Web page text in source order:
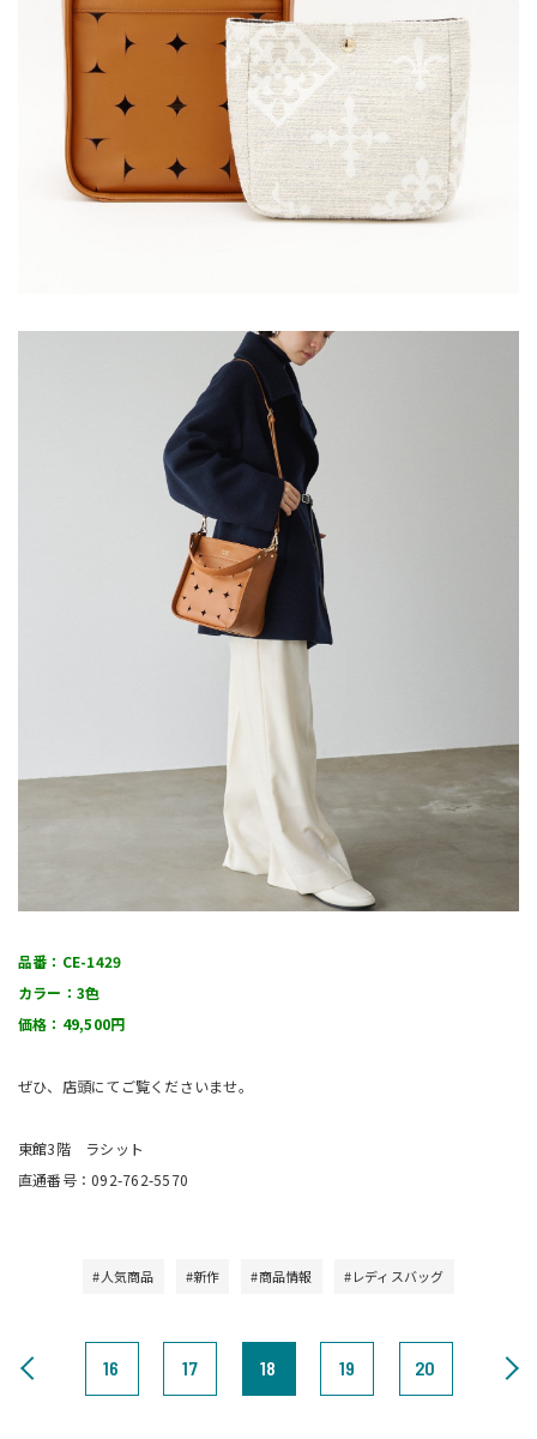
品番：CE-1429
カラー：3色
価格：49,500円
ぜひ、店頭にてご覧くださいませ。
東館3階 ラシット
直通番号：092-762-5570
#人気商品 #新作 #商品情報 #レディスバッグ
16 17 18 19 20